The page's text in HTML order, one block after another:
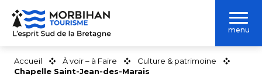
Aller
contenu
menu
Accueil À voir – à Faire
Culture & patrimoine
Chapelle Saint-Jean-des-Marais